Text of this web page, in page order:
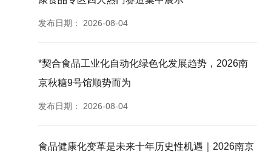
发布日期： 2026-08-04
*契合食品工业化自动化绿色化发展趋势，2026南
京秋糖9号馆顺势而为
发布日期： 2026-08-04
食品健康化变革是未来十年历史性机遇｜2026南京